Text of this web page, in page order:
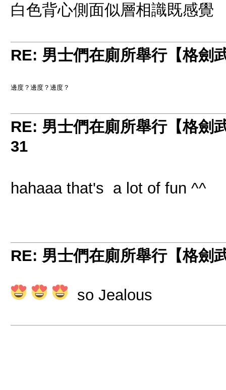
白色背心側面似層相識既感覺
RE: 男士們在廁所舉行【格劍
邊度？邊度？邊度？
RE: 男士們在廁所舉行【格劍
31
hahaaa that's a lot of fun ^^
RE: 男士們在廁所舉行【格劍
so Jealous